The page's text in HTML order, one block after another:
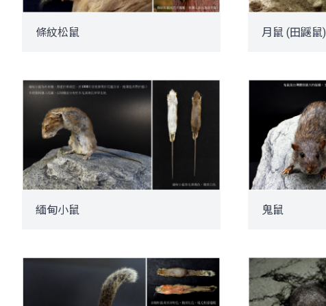
條紋松鼠 月鼠 (田鼷鼠)
緬甸小鼠 鬼鼠